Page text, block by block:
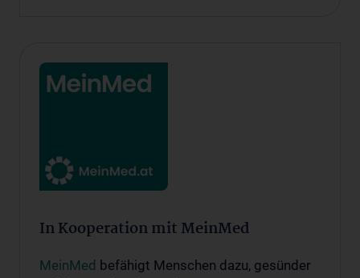
In Kooperation mit MeinMed
MeinMed befähigt Menschen dazu, gesünder